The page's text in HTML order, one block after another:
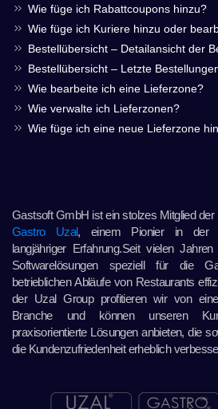
Wie füge ich Rabattcoupons hinzu?
Wie füge ich Kuriere hinzu oder
Bestellübersicht – Detailansicht der
Bestellübersicht – Letzte
Wie bearbeite ich eine Lieferzone?
Wie verwalte ich Lieferzonen?
Wie füge ich eine neue Lieferzone
Gastsoft GmbH ist ein stolzes Mitglied der
Gastro Uzal, einem Pionier in der
langjähriger Erfahrung.Seit vielen
Softwarelösungen speziell für die
betrieblichen Abläufe von Restaurants
der Uzal Group profitieren wir von
Branche und können unseren
praxisorientierte Lösungen anbieten, die
die Kundenzufriedenheit erheblich